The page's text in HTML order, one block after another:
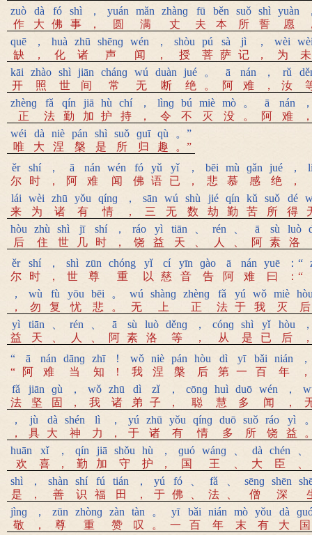
zuò
作
dà
大
fó
佛
shì
事
，
，
yuán
圆
mǎn
满
zhànɡ
丈
fū
夫
běn
本
suǒ
所
shì
誓
yuàn
愿
quē
缺
，
，
huà
化
zhū
诸
shēnɡ
声
wén
闻
，
，
shòu
授
pú
菩
sà
萨
jì
记
，
，
wèi
为
未
kāi
开
zhào
照
shì
世
jiān
间
chánɡ
常
wú
无
duàn
断
jué
绝
。
。
ā
阿
nán
难
，
，
rǔ
汝
zhènɡ
正
fǎ
法
qín
勤
jiā
加
hù
护
chí
持
，
，
lìnɡ
令
bú
不
miè
灭
mò
没
。
。
ā
阿
nán
难
wéi
唯
dà
大
niè
涅
pán
槃
shì
是
suǒ
所
ɡuī
归
qù
趣
。”
。”
ěr
尔
shí
时
，
，
ā
阿
nán
难
wén
闻
fó
佛
yǔ
语
yǐ
已
，
，
bēi
悲
mù
慕
ɡǎn
感
jué
绝
，
，
lái
来
wèi
为
zhū
诸
yǒu
有
qínɡ
情
，
，
sān
三
wú
无
shù
数
jié
劫
qín
勤
kǔ
苦
suǒ
所
dé
得
hòu
后
zhù
住
shì
世
jī
几
shí
时
，
，
ráo
饶
yì
益
tiān
天
rén
人
ā
阿
sù
素
luò
洛
ěr
尔
shí
时
，
，
shì
世
zūn
尊
chóng
重
yǐ
以
cí
慈
yīn
音
ɡào
告
ā
阿
nán
难
yuē
曰
：“
：“
，
，
wù
勿
fù
复
yōu
忧
bēi
悲
。
。
wú
无
shànɡ
上
zhènɡ
正
fǎ
法
yú
于
wǒ
我
miè
灭
后
yì
益
tiān
天
rén
人
ā
阿
sù
素
luò
洛
děnɡ
等
，
，
cónɡ
从
shì
是
yǐ
已
hòu
后
“
“
ā
阿
nán
难
dānɡ
当
zhī
知
！
！
wǒ
我
niè
涅
pán
槃
hòu
后
dì
第
yī
一
bǎi
百
nián
年
，
，
fǎ
法
jiān
坚
ɡù
固
，
，
wǒ
我
zhū
诸
dì
弟
zǐ
子
，
，
cōnɡ
聪
huì
慧
duō
多
wén
闻
，
，
，
，
jù
具
dà
大
shén
神
lì
力
，
，
yú
于
zhū
诸
yǒu
有
qínɡ
情
duō
多
suǒ
所
ráo
饶
yì
益
huān
欢
xǐ
喜
，
，
qín
勤
jiā
加
shǒu
守
hù
护
，
，
ɡuó
国
wánɡ
王
dà
大
chén
臣
shì
是
，
，
shàn
善
shí
识
fú
福
tián
田
，
，
yú
于
fó
佛
fǎ
法
sēnɡ
僧
shēn
深
jìnɡ
敬
，
，
zūn
尊
zhònɡ
重
zàn
赞
tàn
叹
。
。
yī
一
bǎi
百
nián
年
mò
末
yǒu
有
dà
大
国